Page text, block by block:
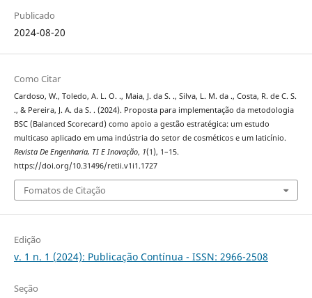
Publicado
2024-08-20
Como Citar
Cardoso, W., Toledo, A. L. O. ., Maia, J. da S. ., Silva, L. M. da ., Costa, R. de C. S.
., & Pereira, J. A. da S. . (2024). Proposta para implementação da metodologia
BSC (Balanced Scorecard) como apoio a gestão estratégica: um estudo
multicaso aplicado em uma indústria do setor de cosméticos e um laticínio.
Revista De Engenharia, TI E Inovação, 1(1), 1–15.
https://doi.org/10.31496/retii.v1i1.1727
Fomatos de Citação
Edição
v. 1 n. 1 (2024): Publicação Contínua - ISSN: 2966-2508
Seção